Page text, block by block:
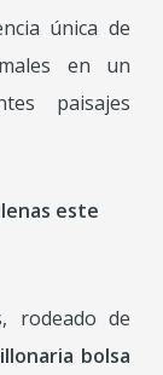
única de
en un
paisajes
este
rodeado de
bolsa